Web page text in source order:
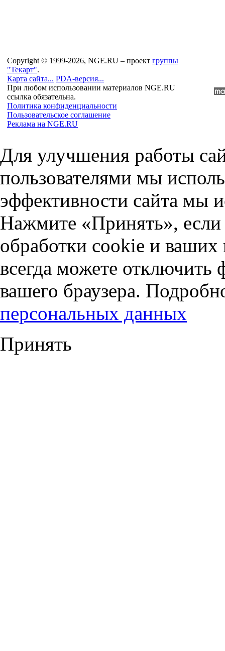
Copyright © 1999-2026, NGE.RU – проект группы
"Текарт".
Карта сайта... PDA-версия...
При любом использовании материалов NGE.RU
ссылка обязательна.
Политика конфиденциальности
Пользовательское соглашение
Реклама на NGE.RU
Для улучшения работы
пользователями мы
эффективности сайта мы
Нажмите «Принять», если
обработки cookie и
всегда можете отключить
вашего браузера.
персональных данных
Принять